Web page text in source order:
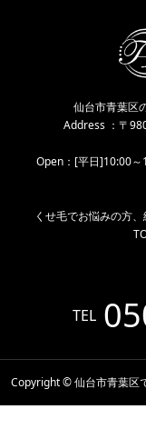
仙台市青葉区
Address ：〒
Open：[平日]10:00
くせ毛でお悩みの方
TEL
Copyright © 仙台市青葉区